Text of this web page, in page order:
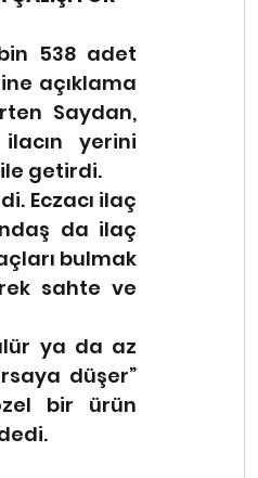
538 adet
açıklama
Saydan,
yerini
getirdi.
Eczacı ilaç
da ilaç
bulmak
sahte ve
düşer”
bir ürün